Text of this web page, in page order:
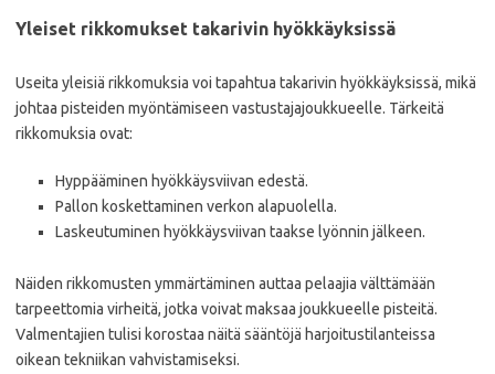
Yleiset rikkomukset takarivin hyökkäyksissä
Useita yleisiä rikkomuksia voi tapahtua takarivin hyökkäyksissä, mikä
johtaa pisteiden myöntämiseen vastustajajoukkueelle. Tärkeitä
rikkomuksia ovat:
Hyppääminen hyökkäysviivan edestä.
Pallon koskettaminen verkon alapuolella.
Laskeutuminen hyökkäysviivan taakse lyönnin jälkeen.
Näiden rikkomusten ymmärtäminen auttaa pelaajia välttämään
tarpeettomia virheitä, jotka voivat maksaa joukkueelle pisteitä.
Valmentajien tulisi korostaa näitä sääntöjä harjoitustilanteissa
oikean tekniikan vahvistamiseksi.